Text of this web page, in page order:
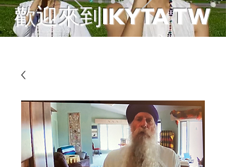
歡迎來到IKYTA TW